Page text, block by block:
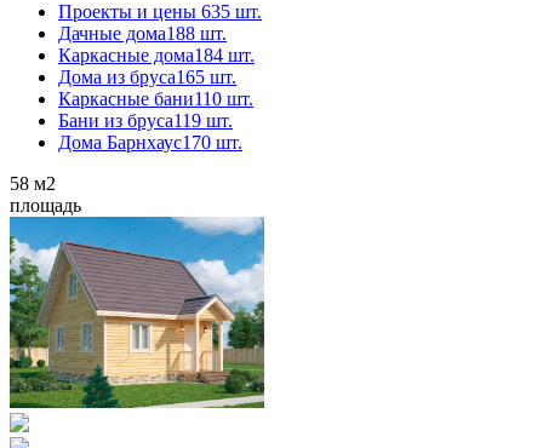
Проекты и цены 635 шт.
Дачные дома188 шт.
Каркасные дома184 шт.
Дома из бруса165 шт.
Каркасные бани110 шт.
Бани из бруса119 шт.
Дома Барнхаус170 шт.
58 м2
площадь